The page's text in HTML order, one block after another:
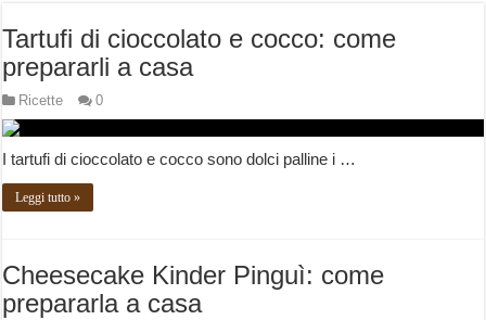
Tartufi di cioccolato e cocco: come
prepararli a casa
Ricette 0
I tartufi di cioccolato e cocco sono dolci palline i …
Leggi tutto »
Cheesecake Kinder Pinguì: come
prepararla a casa